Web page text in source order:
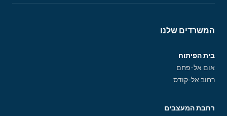
המשרדים שלנו
בית הפיתוח
אום אל-פחם
רחוב אל-קודס
רחבת המעצבים